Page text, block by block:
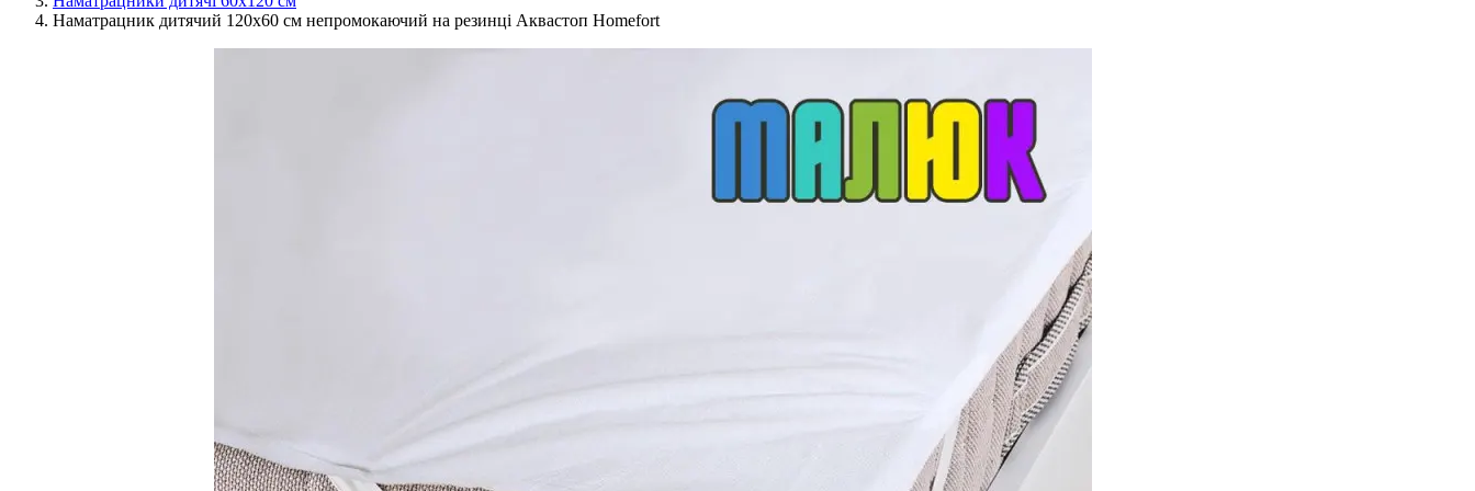
Наматрацник дитячий 120х60 см непромокаючий на резинці Аквастоп Homefort